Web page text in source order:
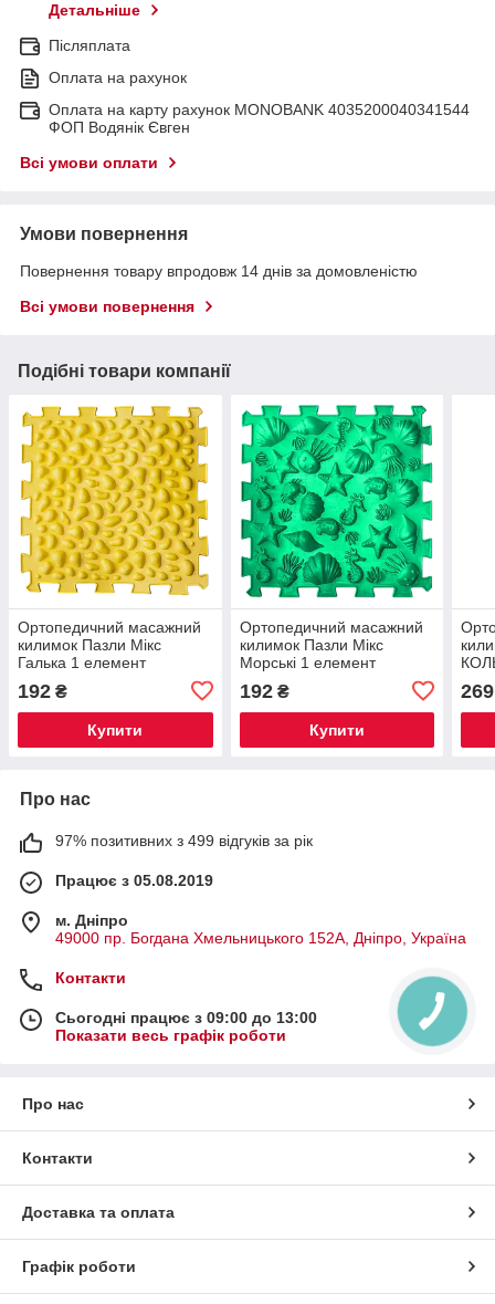
Детальніше
Післяплата
Оплата на рахунок
Оплата на карту рахунок MONOBANK 4035200040341544
ФОП Водянік Євген
Всі умови оплати
Умови повернення
Повернення товару впродовж 14 днів за домовленістю
Всі умови повернення
Подібні товари компанії
Ортопедичний масажний
килимок Пазли Мікс
Галька 1 елемент
192 ₴
Купити
Ортопедичний масажний
килимок Пазли Мікс
Морські 1 елемент
192₴
Купити
269
Про нас
97% позитивних з 499 відгуків за рік
Працює з 05.08.2019
м. Дніпро
49000 пр. Богдана Хмельницького 152А, Дніпро, Україна
Контакти
Сьогодні працює з 09:00 до 13:00
Показати весь графік роботи
Про нас
Контакти
Доставка та оплата
Графік роботи